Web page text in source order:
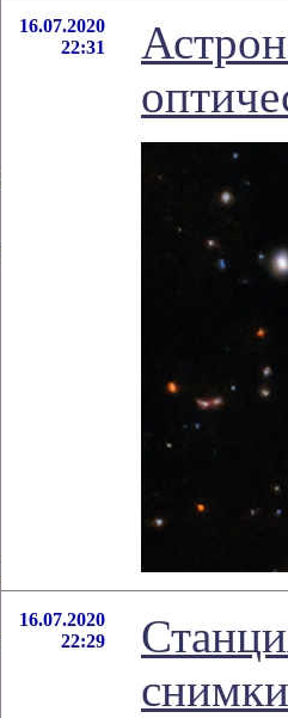
16.07.2020
22:31
16.07.2020
22:29